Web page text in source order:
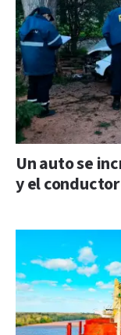
Un auto se
y el